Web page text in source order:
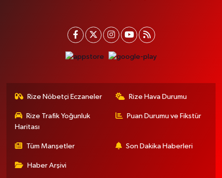
Rize Nöbetçi Eczaneler Rize Hava Durumu
Rize Trafik Yoğunluk
Haritası
Puan Durumu ve Fikstür
Tüm Manşetler Son Dakika Haberleri
Haber Arşivi